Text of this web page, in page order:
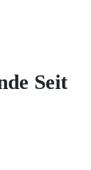
Seit